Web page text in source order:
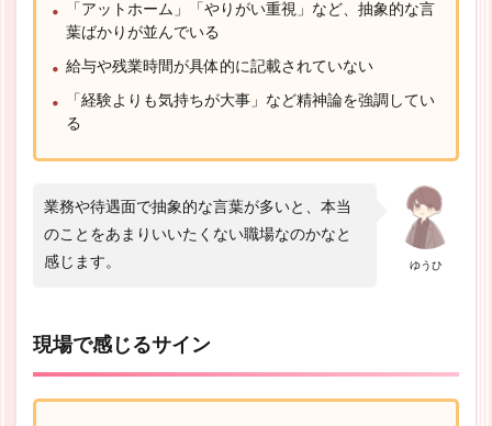
「アットホーム」「やりがい重視」など、抽象的な言
葉ばかりが並んでいる
給与や残業時間が具体的に記載されていない
「経験よりも気持ちが大事」など精神論を強調してい
る
ゆうひ
業務や待遇面で抽象的な言葉が多いと、本当
のことをあまりいいたくない職場なのかなと
感じます。
現場で感じるサイン